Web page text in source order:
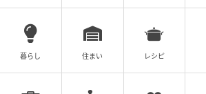
暮らし 住まい レシピ